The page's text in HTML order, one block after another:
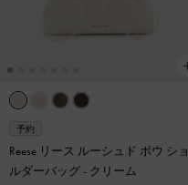
予約
Reese リース ルーシュド ボウ ショ
ルダーバッグ- クリーム